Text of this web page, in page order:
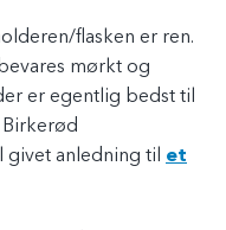
flasken er ren.
mørkt og
er egentlig bedst til
givet anledning til et